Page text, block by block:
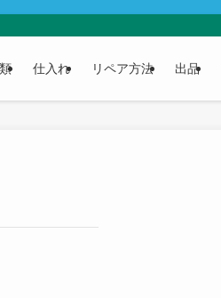
仕入れ リペア方法 出品